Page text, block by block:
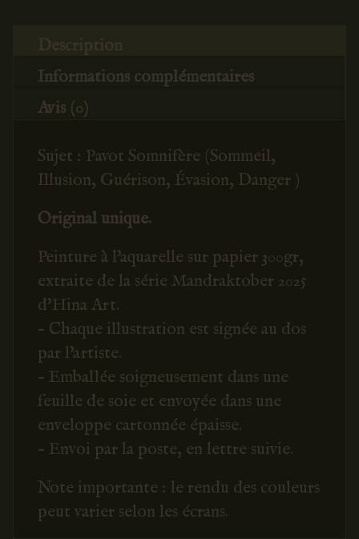
Informations complémentaires
Avis (0)
Sujet : Pavot Somnifère (Sommeil,
Illusion, Guérison, Évasion, Danger )
Original unique.
Peinture à l'aquarelle sur papier 300gr,
extraite de la série Mandraktober 2025
d'Hina Art.
- Chaque illustration est signée au dos
par l'artiste.
- Emballée soigneusement dans une
feuille de soie et envoyée dans une
enveloppe cartonnée épaisse.
- Envoi par la poste, en lettre suivie.
Note importante : le rendu des couleurs
peut varier selon les écrans.